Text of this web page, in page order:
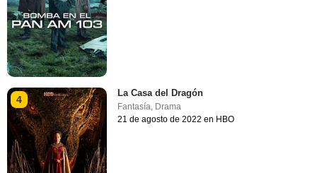
4
La Casa del Dragón
Fantasía Drama
21 de agosto de 2022 en HBO